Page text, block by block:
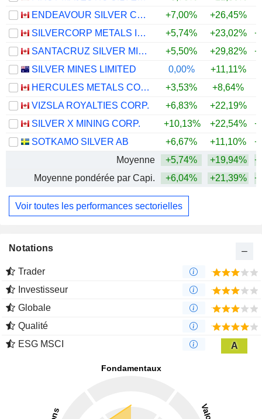
ENDEAVOUR SILVER CORP.
+7,00% +26,45%
SILVERCORP METALS INC.
+5,74% +23,02%
SANTACRUZ SILVER MINING LTD.
+5,50% +29,82%
SILVER MINES LIMITED
0,00% +11,11%
HERCULES METALS CORP.
+3,53% +8,64%
VIZSLA ROYALTIES CORP.
+6,83% +22,19%
SILVER X MINING CORP.
+10,13% +22,54%
SOTKAMO SILVER AB
+6,67% +11,10%
Moyenne
+5,74% +19,94%
Moyenne pondérée par Capi.
+6,04% +21,39%
Voir toutes les performances sectorielles
Notations
Trader
Investisseur
Globale
Qualité
ESG MSCI
A